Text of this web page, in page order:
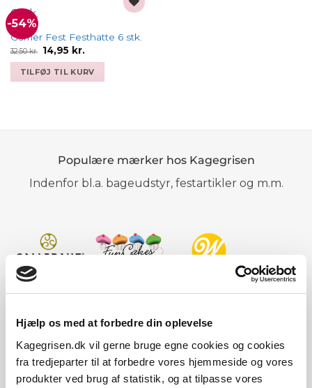
Hjælp os med at forbedre din oplevelse
Kagegrisen.dk vil gerne bruge egne cookies og cookies
fra tredjeparter til at forbedre vores hjemmeside og vores
produkter ved brug af statistik, og at tilpasse vores
-54%
wishlist
Gamer Fest Festhatte 6 stk.
32,50kr.
Den
oprindelige
pris
var:
32,50 kr..
14,95 kr.Den
pris
er:
14,95 kr..
TILFØJ TIL KURV
Populære mærker hos Kagegrisen
Indenfor bl.a. bageudstyr, festartikler og m.m.